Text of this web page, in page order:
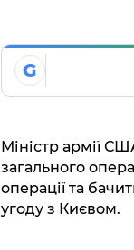
G
Міністр армії
загального
операції та
угоду з Києвом.